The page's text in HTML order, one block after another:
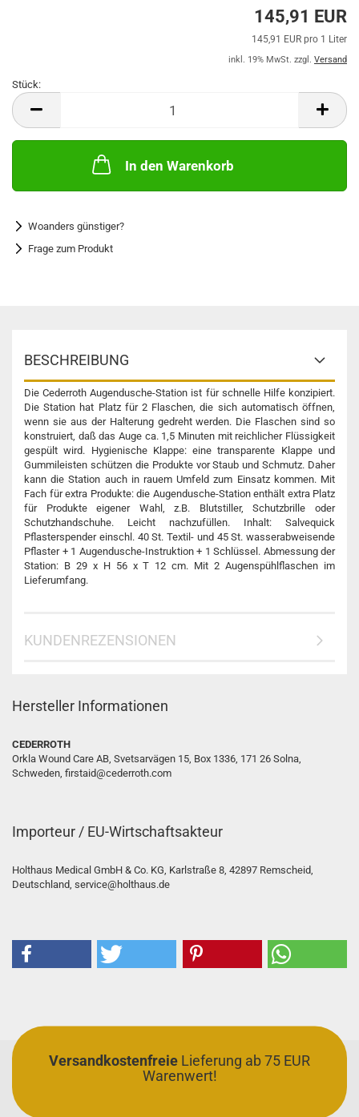
145,91 EUR
145,91 EUR pro 1 Liter
inkl. 19% MwSt. zzgl. Versand
Stück:
Stück
In den Warenkorb
Woanders günstiger?
Frage zum Produkt
BESCHREIBUNG
Die Cederroth Augendusche-Station ist für schnelle Hilfe konzipiert.
Die Station hat Platz für 2 Flaschen, die sich automatisch öffnen,
wenn sie aus der Halterung gedreht werden. Die Flaschen sind so
konstruiert, daß das Auge ca. 1,5 Minuten mit reichlicher Flüssigkeit
gespült wird. Hygienische Klappe: eine transparente Klappe und
Gummileisten schützen die Produkte vor Staub und Schmutz. Daher
kann die Station auch in rauem Umfeld zum Einsatz kommen. Mit
Fach für extra Produkte: die Augendusche-Station enthält extra Platz
für Produkte eigener Wahl, z.B. Blutstiller, Schutzbrille oder
Schutzhandschuhe. Leicht nachzufüllen. Inhalt: Salvequick
Pflasterspender einschl. 40 St. Textil- und 45 St. wasserabweisende
Pflaster + 1 Augendusche-Instruktion + 1 Schlüssel. Abmessung der
Station: B 29 x H 56 x T 12 cm. Mit 2 Augenspühlflaschen im
Lieferumfang.
KUNDENREZENSIONEN
Hersteller Informationen
CEDERROTH
Orkla Wound Care AB, Svetsarvägen 15, Box 1336, 171 26 Solna,
Schweden, firstaid@cederroth.com
Importeur / EU-Wirtschaftsakteur
Holthaus Medical GmbH & Co. KG, Karlstraße 8, 42897 Remscheid,
Deutschland, service@holthaus.de
Versandkostenfreie Lieferung ab 75 EUR
Warenwert!